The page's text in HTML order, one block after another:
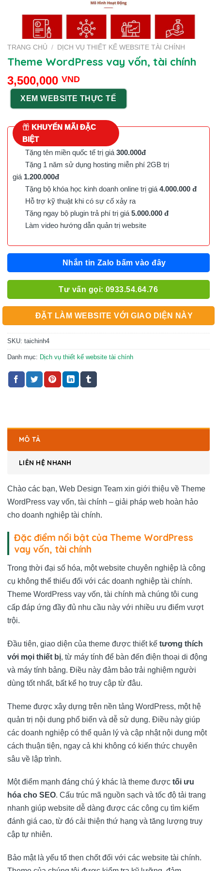
TRANG CHỦ / DỊCH VỤ THIẾT KẾ WEBSITE TÀI CHÍNH
Theme WordPress vay vốn, tài chính
3,500,000 VND
XEM WEBSITE THỰC TẾ
KHUYẾN MÃI ĐẶC
BIỆT
Tặng tên miền quốc tế trị giá 300.000đ
Tặng 1 năm sử dụng hosting miễn phí 2GB trị
giá 1.200.000đ
Tặng bộ khóa học kinh doanh online trị giá 4.000.000 đ
Hỗ trợ kỹ thuật khi có sự cố xảy ra
Tặng ngay bộ plugin trả phí trị giá 5.000.000 đ
Làm video hướng dẫn quản trị website
Nhắn tin Zalo bấm vào đây
Tư vấn gọi: 0933.54.64.76
ĐẶT LÀM WEBSITE VỚI GIAO DIỆN NÀY
SKU: taichinh4
Danh mục: Dịch vụ thiết kế website tài chính
MÔ TẢ
LIÊN HỆ NHANH
Chào các bạn, Web Design Team xin giới thiệu về Theme
WordPress vay vốn, tài chính – giải pháp web hoàn hảo
cho doanh nghiệp tài chính.
Đặc điểm nổi bật của Theme WordPress
vay vốn, tài chính
Trong thời đại số hóa, một website chuyên nghiệp là công
cụ không thể thiếu đối với các doanh nghiệp tài chính.
Theme WordPress vay vốn, tài chính mà chúng tôi cung
cấp đáp ứng đầy đủ nhu cầu này với nhiều ưu điểm vượt
trội.
Đầu tiên, giao diện của theme được thiết kế tương thích
với mọi thiết bị, từ máy tính để bàn đến điện thoại di động
và máy tính bảng. Điều này đảm bảo trải nghiệm người
dùng tốt nhất, bất kể họ truy cập từ đâu.
Theme được xây dựng trên nền tảng WordPress, một hệ
quản trị nội dung phổ biến và dễ sử dụng. Điều này giúp
các doanh nghiệp có thể quản lý và cập nhật nội dung một
cách thuận tiện, ngay cả khi không có kiến thức chuyên
sâu về lập trình.
Một điểm mạnh đáng chú ý khác là theme được tối ưu
hóa cho SEO. Cấu trúc mã nguồn sạch và tốc độ tải trang
nhanh giúp website dễ dàng được các công cụ tìm kiếm
đánh giá cao, từ đó cải thiện thứ hạng và tăng lượng truy
cập tự nhiên.
Bảo mật là yếu tố then chốt đối với các website tài chính.